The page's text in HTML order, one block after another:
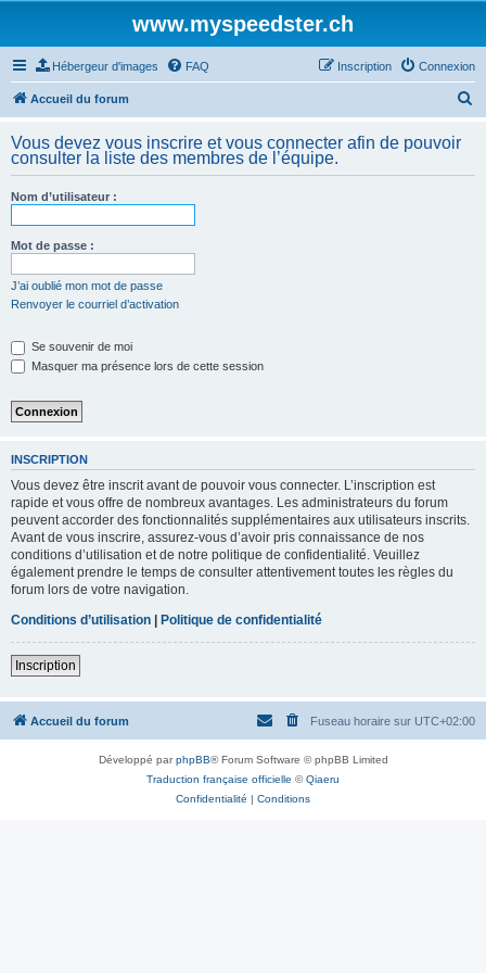
www.myspeedster.ch
Hébergeur d'images FAQ Connexion
Inscription
Accueil du forum
h
Vous devez vous inscrire et vous connecter afin de pouvoir
consulter la liste des membres de l’équipe.
Nom d’utilisateur :
Mot de passe :
J’ai oublié mon mot de passe
Renvoyer le courriel d’activation
Se souvenir de moi
Masquer ma présence lors de cette session
INSCRIPTION
Vous devez être inscrit avant de pouvoir vous connecter. L’inscription est
rapide et vous offre de nombreux avantages. Les administrateurs du forum
peuvent accorder des fonctionnalités supplémentaires aux utilisateurs inscrits.
Avant de vous inscrire, assurez-vous d’avoir pris connaissance de nos
conditions d’utilisation et de notre politique de confidentialité. Veuillez
également prendre le temps de consulter attentivement toutes les règles du
forum lors de votre navigation.
Conditions d’utilisation | Politique de confidentialité
Inscription
Accueil du forum Fuseau horaire sur UTC+02:00
Développé parphpBB® Forum Software © phpBB Limited
Traduction française officielle ©Qiaeru
Confidentialité | Conditions